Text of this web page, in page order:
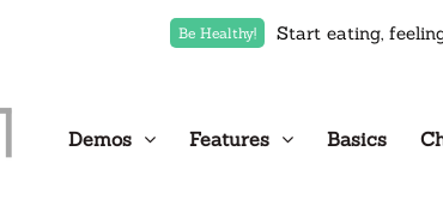
Be Healthy! Start eating,
Demos Features Basics